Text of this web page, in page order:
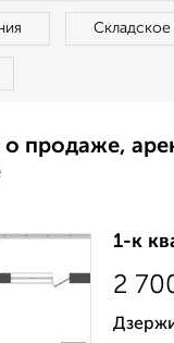
продаже,
1-к
2